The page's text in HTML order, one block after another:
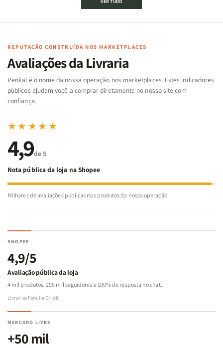
Cartas
Famílias
Bíblia
-
Penkal
Cartas
Famílias
da
Bíblia
-
Penkal
|
de
|
REPUTAÇÃO CONSTRUÍDA NOS MARKETPLACES
Avaliações da Livraria
Penkal é o nome da nossa operação nos marketplaces. Estes indicadores
públicos ajudam você a comprar diretamente no nosso site com
confiança.
★★★★★
4,9de 5
Nota pública da loja na Shopee
Milhares de avaliações públicas nos produtos da nossa operação.
SHOPEE
4,9/5
Avaliação pública da loja
4 mil produtos, 298 mil seguidores e 100% de resposta no chat.
Livrarias Família Cristã
MERCADO LIVRE
+50 mil